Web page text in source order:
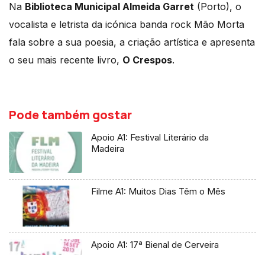
Na Biblioteca Municipal Almeida Garret (Porto), o
vocalista e letrista da icónica banda rock Mão Morta
fala sobre a sua poesia, a criação artística e apresenta
o seu mais recente livro, O Crespos.
Pode também gostar
Apoio A1: Festival Literário da
Madeira
Filme A1: Muitos Dias Têm o Mês
Apoio A1: 17ª Bienal de Cerveira